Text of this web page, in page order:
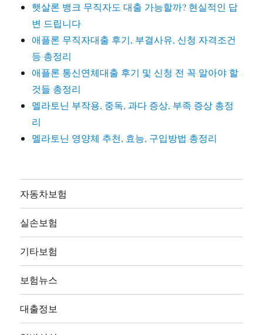
햇살론 뱅크 무직자도 대출 가능할까? 현실적인 답
변 드립니다
애플론 무직자대출 후기, 부결사유, 신청 자격조건
등 총정리
애플론 통신연체대출 후기 및 신청 전 꼭 알아야 할
것들 총정리
멜라토닌 부작용, 중독, 과다 증상, 부족 증상 총정
리
멜라토닌 영양체 추천, 효능, 구입방법 총정리
자동차보험
실손보험
기타보험
보험뉴스
대출정보